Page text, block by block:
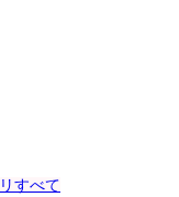
すべて